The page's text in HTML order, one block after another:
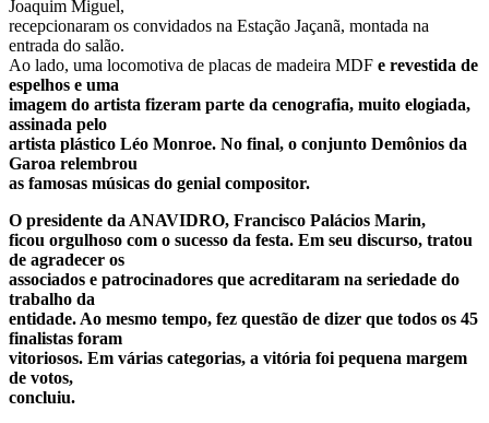
Joaquim Miguel,
recepcionaram os convidados na Estação Jaçanã, montada na
entrada do salão.
Ao lado, uma locomotiva de placas de madeira MDF e revestida de
espelhos e uma
imagem do artista fizeram parte da cenografia, muito elogiada,
assinada pelo
artista plástico Léo Monroe. No final, o conjunto Demônios da
Garoa relembrou
as famosas músicas do genial compositor.
O presidente da ANAVIDRO, Francisco Palácios Marin,
ficou orgulhoso com o sucesso da festa. Em seu discurso, tratou
de agradecer os
associados e patrocinadores que acreditaram na seriedade do
trabalho da
entidade. Ao mesmo tempo, fez questão de dizer que todos os 45
finalistas foram
vitoriosos. Em várias categorias, a vitória foi pequena margem
de votos,
concluiu.